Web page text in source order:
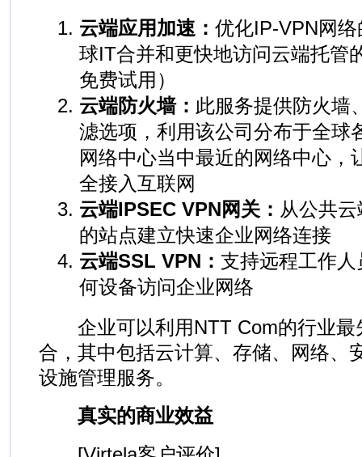
云端应用加速： 优化IP-VPN网
球IT合并和更快地访问云端托管
免费试用）
云端防火墙： 此服务提供防火墙
滤选项，利用该公司分布于全球
网络中心当中最近的网络中心，
全接入互联网
云端IPSEC VPN网关： 从公共
的站点建立快速企业网络连接
云端SSL VPN： 支持远程工作
何设备访问企业网络
企业可以利用NTT Com的行业最
合，其中包括云计算、存储、网络、
设施管理服务。
真实的商业效益